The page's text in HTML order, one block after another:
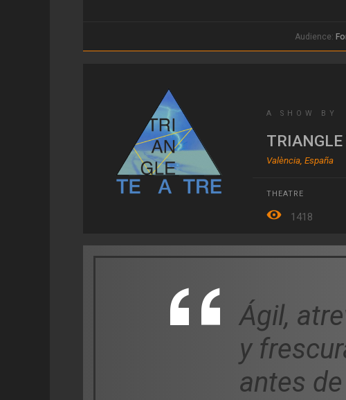
Audience:
A SHOW BY
València, España
THEATRE
1418
Ágil,
y
antes